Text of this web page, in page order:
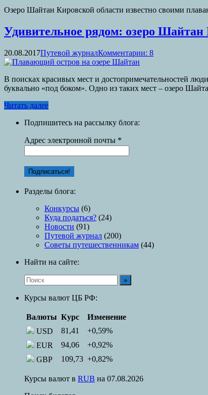
Озеро Шайтан Кировской области известно своими
Удивительное рядом: озеро Шайтан
20.08.2017Путевой журналКомментарии: 8
В поисках красивых мест и достопримечательностей
буквально «под боком». Одно из таких мест – озеро
Читать далее
Подпишитесь на рассылку блога:
Адрес электронной почты *
Разделы блога:
Конкурсы (6)
Куда податься? (24)
Новости (91)
Путевой журнал (200)
Советы путешественникам (44)
Найти на сайте:
Курсы валют ЦБ РФ:
Валюты Курс
Изменение
USD
81,41 +0,59%
EUR
94,06 +0,92%
GBP
109,73 +0,82%
Курсы валют в RUB на 07.08.2026